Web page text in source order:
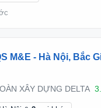
M&E - Hà Nội, Bắc
XÂY DỰNG DELTA